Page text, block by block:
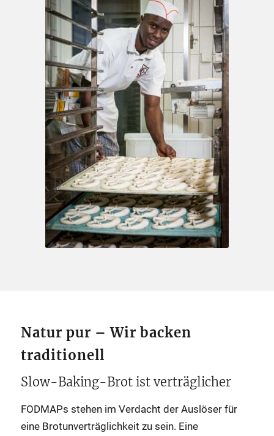
Natur pur – Wir backen
traditionell
Slow-Baking-Brot ist verträglicher
FODMAPs stehen im Verdacht der Auslöser für
eine Brotunverträglichkeit zu sein. Eine